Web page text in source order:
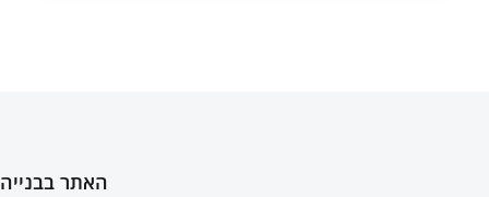
האתר בבנייה